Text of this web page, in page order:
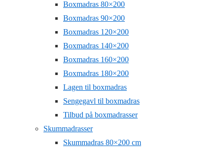
Boxmadras 80×200
Boxmadras 90×200
Boxmadras 120×200
Boxmadras 140×200
Boxmadras 160×200
Boxmadras 180×200
Lagen til boxmadras
Sengegavl til boxmadras
Tilbud på boxmadrasser
Skummadrasser
Skummadras 80×200 cm